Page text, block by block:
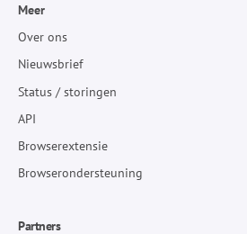
Meer
Over ons
Nieuwsbrief
Status / storingen
API
Browserextensie
Browserondersteuning
Partners